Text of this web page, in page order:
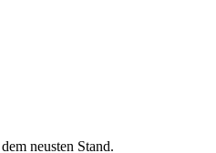
neusten Stand.